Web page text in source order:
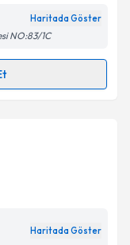
Aydınlatma
belirtilen
Haritada Göster
NO:83/1C
talebi oluşturun.
bir takvim
Haritada Göster